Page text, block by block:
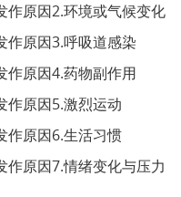
作原因2.环境或气候变化
作原因3.呼吸道感染
作原因4.药物副作用
作原因5.激烈运动
作原因6.生活习惯
作原因7.情绪变化与压力